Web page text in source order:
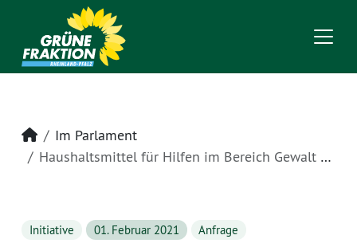
Startseite
Im Parlament
Haushaltsmittel für Hilfen im Bereich Gewalt gegen Frauen
Initiative 01. Februar 2021 Anfrage